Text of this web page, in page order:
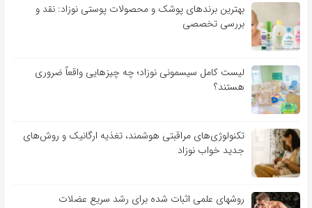
بهترین برندهای پوشک و محصولات پوستی نوزاد: نقد و
بررسی تخصصی
لیست کامل سیسمونی نوزاد؛ چه چیزهایی واقعاً ضروری
هستند؟
تکنولوژی‌های مراقبتی هوشمند، تغذیه ارگانیک و روش‌های
جدید خواب نوزاد
روشهای علمی اثبات شده برای رشد سریع عضلات